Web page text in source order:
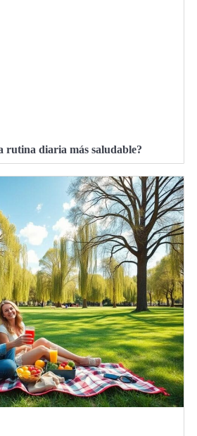
rutina diaria más saludable?